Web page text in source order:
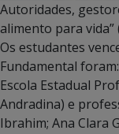
Autoridades,
alimento para vida”
Os estudantes
Fundamental
Escola Estadual
Andradina) e
Ibrahim; Ana Clara